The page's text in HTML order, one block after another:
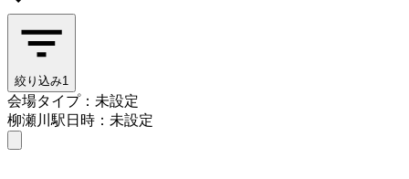
絞り込み1
会場タイプ：未設定
柳瀬川駅日時：未設定